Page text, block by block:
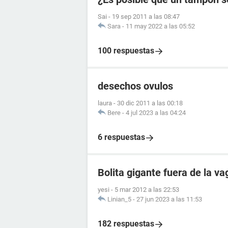
Sai - 19 sep 2011 a las 08:47
Sara - 11 may 2022 a las 05:52
100 respuestas
desechos ovulos
laura - 30 dic 2011 a las 00:18
Bere - 4 jul 2023 a las 04:24
6 respuestas
Bolita gigante fuera de la
yesi - 5 mar 2012 a las 22:53
Linian_5 - 27 jun 2023 a las 11:53
182 respuestas